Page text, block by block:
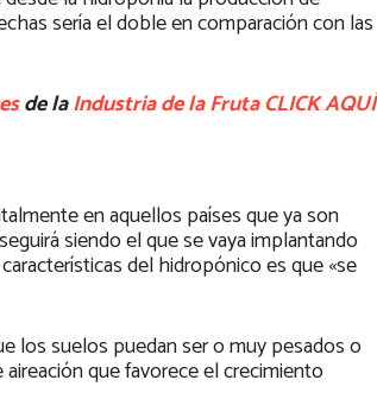
sería el doble en comparación con las
de laIndustria de la Fruta CLICK AQUÍ
en aquellos países que ya son
siendo el que se vaya implantando
del hidropónico es que «se
los suelos puedan ser o muy pesados o
que favorece el crecimiento